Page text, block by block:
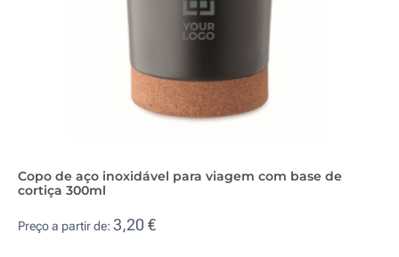
Copo de aço inoxidável para viagem com base de
cortiça 300ml
Preço a partir de: 3,20 €